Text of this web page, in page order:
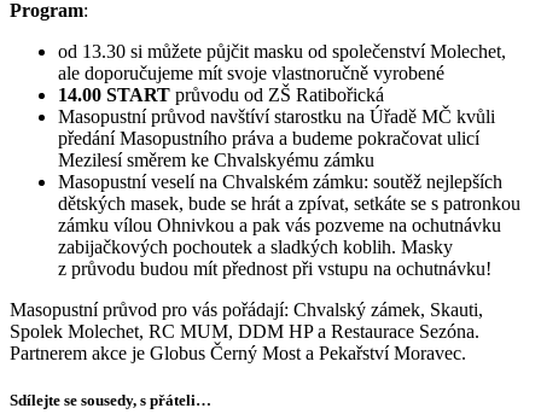
Program:
od 13.30 si můžete půjčit masku od společenství Molechet,
ale doporučujeme mít svoje vlastnoručně vyrobené
14.00 START průvodu od ZŠ Ratibořická
Masopustní průvod navštíví starostku na Úřadě MČ kvůli
předání Masopustního práva a budeme pokračovat ulicí
Mezilesí směrem ke Chvalskyému zámku
Masopustní veselí na Chvalském zámku: soutěž nejlepších
dětských masek, bude se hrát a zpívat, setkáte se s patronkou
zámku vílou Ohnivkou a pak vás pozveme na ochutnávku
zabijačkových pochoutek a sladkých koblih. Masky
z průvodu budou mít přednost při vstupu na ochutnávku!
Masopustní průvod pro vás pořádají: Chvalský zámek, Skauti,
Spolek Molechet, RC MUM, DDM HP a Restaurace Sezóna.
Partnerem akce je Globus Černý Most a Pekařství Moravec.
Sdílejte se sousedy, s přáteli…